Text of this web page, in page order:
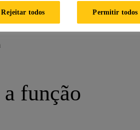
a função
Rejeitar todos Permitir todos